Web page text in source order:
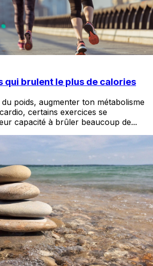
qui brulent le plus de calories
poids, augmenter ton métabolisme
certains exercices se
capacité à brûler beaucoup de...